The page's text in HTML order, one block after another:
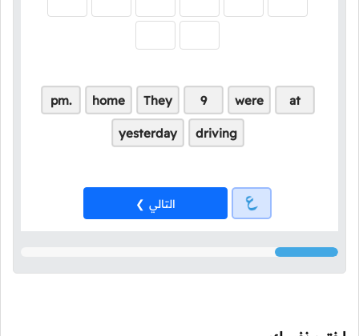
pm. home They 9 were at
yesterday driving
التالي